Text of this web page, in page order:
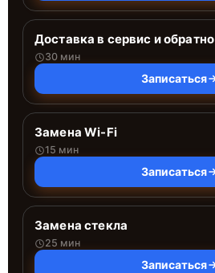
Доставка в сервис и обратно
30 мин
Записаться
Замена Wi-Fi
15 мин
Записаться
Замена стекла
25 мин
Записаться